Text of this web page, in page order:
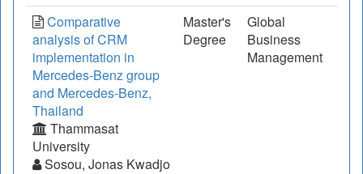
Comparative
analysis of CRM
implementation in
Mercedes-Benz group
and Mercedes-Benz,
Thailand
Thammasat
University
Sosou, Jonas Kwadjo
Master's
Degree
Global
Business
Management